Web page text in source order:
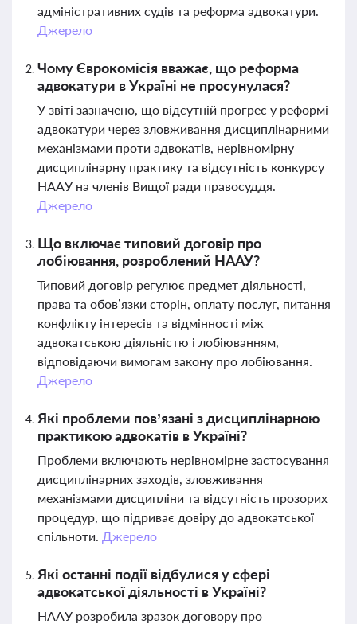
адміністративних судів та реформа адвокатури.
Джерело
Чому Єврокомісія вважає, що реформа
адвокатури в Україні не просунулася?
У звіті зазначено, що відсутній прогрес у реформі
адвокатури через зловживання дисциплінарними
механізмами проти адвокатів, нерівномірну
дисциплінарну практику та відсутність конкурсу
НААУ на членів Вищої ради правосуддя.
Джерело
Що включає типовий договір про
лобіювання, розроблений НААУ?
Типовий договір регулює предмет діяльності,
права та обов’язки сторін, оплату послуг, питання
конфлікту інтересів та відмінності між
адвокатською діяльністю і лобіюванням,
відповідаючи вимогам закону про лобіювання.
Джерело
Які проблеми пов’язані з дисциплінарною
практикою адвокатів в Україні?
Проблеми включають нерівномірне застосування
дисциплінарних заходів, зловживання
механізмами дисципліни та відсутність прозорих
процедур, що підриває довіру до адвокатської
спільноти. Джерело
Які останні події відбулися у сфері
адвокатської діяльності в Україні?
НААУ розробила зразок договору про